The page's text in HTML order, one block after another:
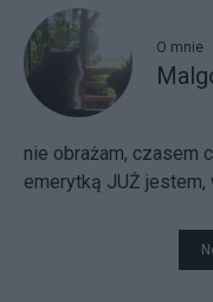
O mnie
nie obrażam, czasem
emerytką JUŻ jestem,